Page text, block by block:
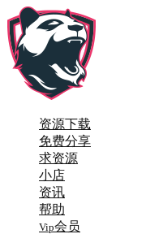
资源下载
免费分享
求资源
小店
资讯
帮助
Vip会员